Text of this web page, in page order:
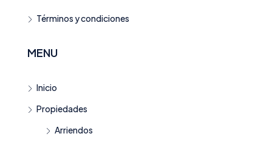
Términos y condiciones
MENU
Inicio
Propiedades
Arriendos